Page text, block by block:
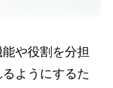
や役割を分担
ようにするた